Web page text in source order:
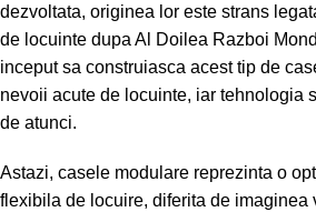
dezvoltata, originea lor este strans
de locuinte dupa Al Doilea Razboi
inceput sa construiasca acest tip de
nevoii acute de locuinte, iar tehnologia
de atunci.
Astazi, casele modulare reprezinta o
flexibila de locuire, diferita de imaginea